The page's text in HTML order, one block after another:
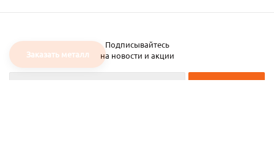
Подписывайтесь
на новости и акции
Заказать металл